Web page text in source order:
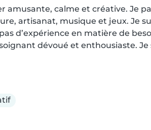
amusante, calme et créative. Je
artisanat, musique et jeux. Je
d’expérience en matière de
dévoué et enthousiaste.